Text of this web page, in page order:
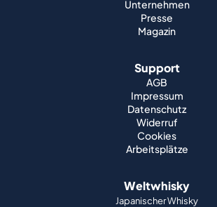
Unternehmen
Presse
Magazin
Support
AGB
Impressum
Datenschutz
Widerruf
Cookies
Arbeitsplätze
Weltwhisky
Japanischer Whisky